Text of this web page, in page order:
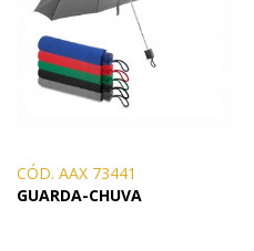
CÓD. AAX 73441
GUARDA-CHUVA